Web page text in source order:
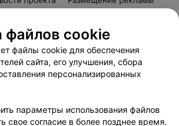
соглашение
Способы оплаты
Вакансии
Партнеры
руководителю 103.by
персональных данных
файлов cookie
файлы cookie для обеспечения
сайта, его улучшения, сбора
персонализированных
параметры использования файлов
свое согласие в более позднее время.